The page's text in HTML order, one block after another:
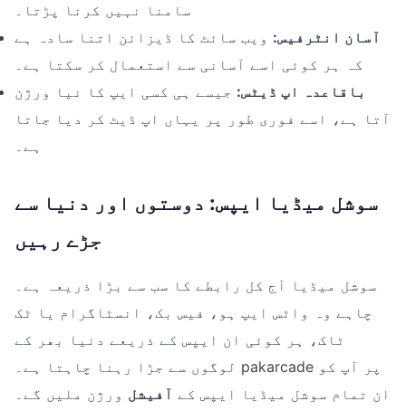
سامنا نہیں کرنا پڑتا۔
آسان انٹرفیس: ویب سائٹ کا ڈیزائن اتنا سادہ ہے
کہ ہر کوئی اسے آسانی سے استعمال کر سکتا ہے۔
باقاعدہ اپ ڈیٹس: جیسے ہی کسی ایپ کا نیا ورژن
آتا ہے، اسے فوری طور پر یہاں اپ ڈیٹ کر دیا جاتا
ہے۔
سوشل میڈیا ایپس: دوستوں اور دنیا سے
جڑے رہیں
سوشل میڈیا آج کل رابطے کا سب سے بڑا ذریعہ ہے۔
چاہے وہ واٹس ایپ ہو، فیس بک، انسٹاگرام یا ٹک
ٹاک، ہر کوئی ان ایپس کے ذریعے دنیا بھر کے
لوگوں سے جڑا رہنا چاہتا ہے۔ pakarcade پر آپ کو
ان تمام سوشل میڈیا ایپس کے آفیشل ورژن ملیں گے۔